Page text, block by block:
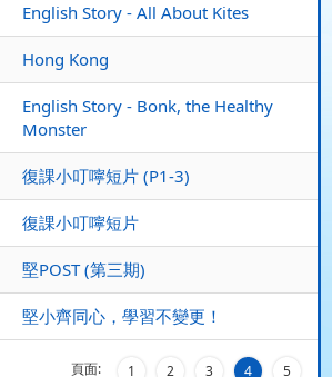
English Story - All About Kites
Hong Kong
English Story - Bonk, the Healthy
Monster
復課小叮嚀短片 (P1-3)
復課小叮嚀短片
堅POST (第三期)
堅小齊同心，學習不變更！
頁面: 1 2 3 4 5